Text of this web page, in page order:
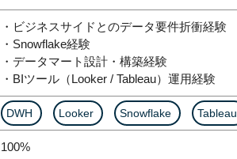
・ビジネスサイドとのデータ要件折衝経験
・Snowflake経験
・データマート設計・構築経験
・BIツール（Looker / Tableau）運用経験
DWH Looker Snowflake Tableau
100%